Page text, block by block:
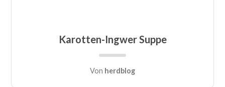
Karotten-Ingwer Suppe
Von herdblog